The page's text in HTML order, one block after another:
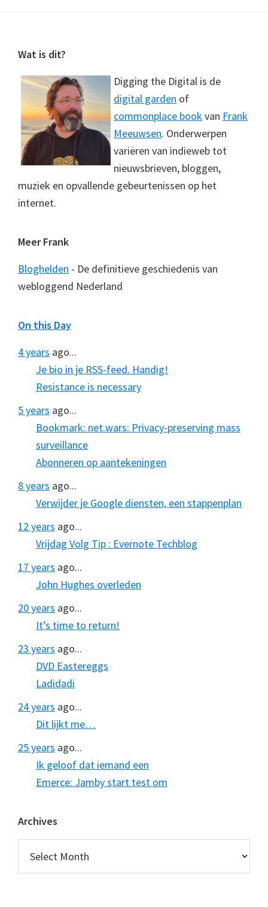
Footer
Wat is dit?
Digging the Digital is de
digital garden of
commonplace bookvan Frank
Meeuwsen. Onderwerpen
variëren van indieweb tot
nieuwsbrieven, bloggen,
muziek en opvallende gebeurtenissen op het
internet.
Meer Frank
Bloghelden - De definitieve geschiedenis van
webloggend Nederland
On this Day
4 years ago...
Je bio in je RSS-feed. Handig!
Resistance is necessary
5 years ago...
Bookmark: net.wars: Privacy-preserving mass
surveillance
Abonneren op aantekeningen
8 years ago...
Verwijder je Google diensten, een stappenplan
12 years ago...
Vrijdag Volg Tip : Evernote Techblog
17 years ago...
John Hughes overleden
20 years ago...
It’s time to return!
23 years ago...
DVD Eastereggs
Ladidadi
24 years ago...
Dit lijkt me…
25 years ago...
Ik geloof dat iemand een
Emerce: Jamby start test om
Archives